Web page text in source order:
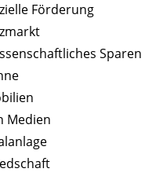
Förderung
Sparen
Medien